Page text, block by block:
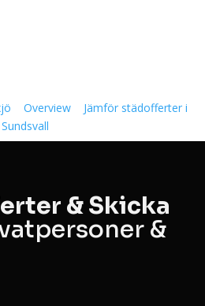
Overview
Jämför städofferter i
Sundsvall
& Skicka
&